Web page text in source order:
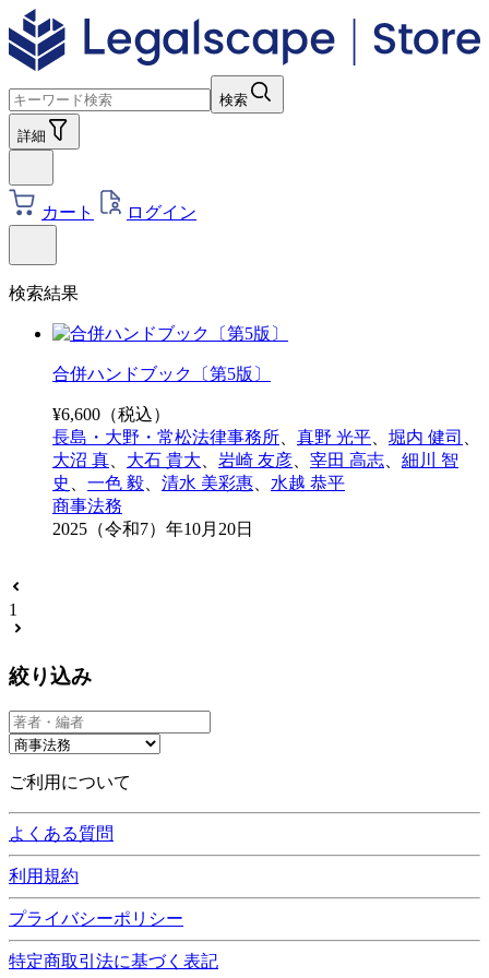
検索
詳細
カート ログイン
検索結果
合併ハンドブック〔第5版〕
¥6,600 （税込）
長島・大野・常松法律事務所
真野 光平 堀内 健司
大沼 真
大石 貴大 岩崎 友彦 宰田 高志
細川 智
史
一色 毅 清水 美彩惠
水越 恭平
商事法務
2025（令和7）年10月20日
1
絞り込み
ご利用について
よくある質問
利用規約
プライバシーポリシー
特定商取引法に基づく表記